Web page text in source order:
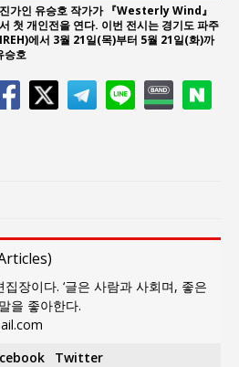
가인 유승호 작가가 『Westerly Wind』
첫 개인전을 연다. 이번 전시는 경기도 파주
에서 3월 21일(목)부터 5월 21일(화)까
승호
)
장이다. ‘글은 사람과 사회며, 좋은
을 좋아한다.
Twitter